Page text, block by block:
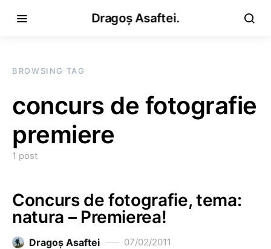
Dragoș Asaftei.
BROWSING TAG
concurs de fotografie
premiere
1 post
Concurs de fotografie, tema:
natura – Premierea!
Dragoş Asaftei 07/02/2011